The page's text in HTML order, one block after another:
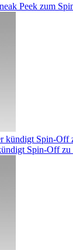
Peek zum
Spin-Off